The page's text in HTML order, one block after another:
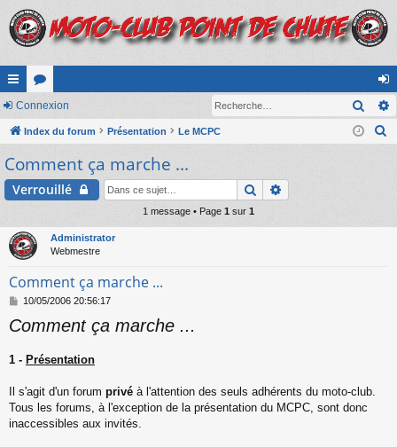
cc
ès
ra
pi
or
u
s
on
ne
Connexion
Index du forum Présentation Le MCPC
r
Comment ça marche ...
Verrouillé Rechercher
1 message • Page 1 sur 1
Administrator
Webmestre
Comment ça marche ...
M
s
10/05/2006 20:56:17
Comment ça marche ...
1 - Présentation
Il s'agit d'un forum privé à l'attention des seuls adhérents du moto-club.
Tous les forums, à l'exception de la présentation du MCPC, sont donc
inaccessibles aux invités.